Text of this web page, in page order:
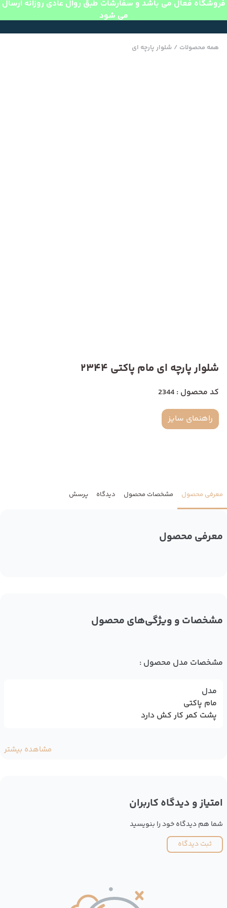
فروشگاه فعال می باشد و سفارشات طبق روال عادی روزانه ارسال
می شود
همه محصولات / شلوار پارچه ای
شلوار پارچه ای مام پاکتی 2344
کد محصول : 2344
راهنمای سایز
معرفی محصول مشخصات محصول دیدگاه پرسش
معرفی محصول
مشخصات و ویژگی‌های محصول
مشخصات مدل محصول :
مدل
مام پاکتی
پشت کمر کار کش دارد
مشاهده بیشتر
امتیاز و دیدگاه کاربران
شما هم دیدگاه خود را بنویسید
ثبت دیدگاه